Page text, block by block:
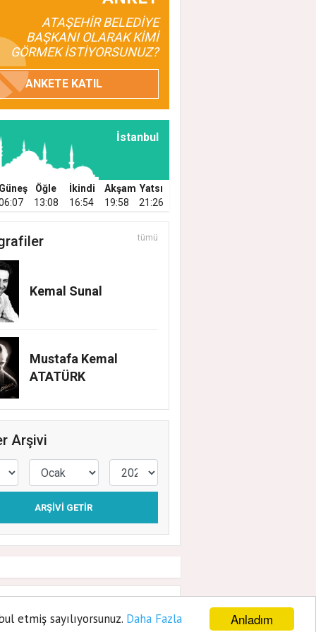
Anladım
etmiş sayılıyorsunuz. Daha Fazla
ATAŞEHİR BELEDİYE
BAŞKANI OLARAK KİMİ
GÖRMEK İSTİYORSUNUZ?
ANKETE KATIL
İstanbul
Güneş Öğle İkindi Akşam Yatsı
13:08 16:54 19:58 21:26
tümü
Kemal Sunal
Mustafa Kemal
ATATÜRK
Arşivi
ARŞIVI GETIR
ağırladı